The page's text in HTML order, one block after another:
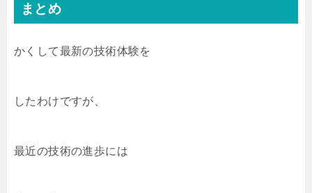
まとめ
かくして最新の技術体験を
したわけですが、
最近の技術の進歩には